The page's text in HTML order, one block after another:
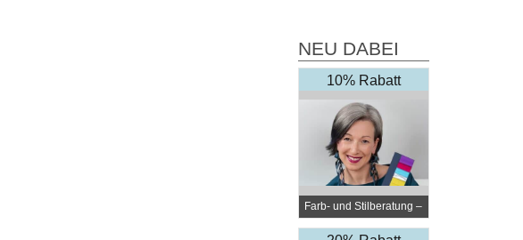
NEU DABEI
10% Rabatt
Farb- und Stilberatung –
Elli Steiner